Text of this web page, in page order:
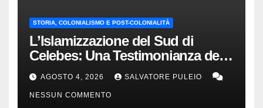
STORIA, COLONIALISMO E POST-COLONIALITÀ
L’Islamizzazione del Sud di
Celebes: Una Testimonianza del
1840.
AGOSTO 4, 2026 SALVATORE PULEIO
NESSUN COMMENTO